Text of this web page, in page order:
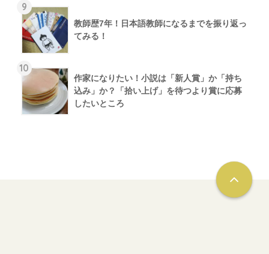
9
教師歴7年！日本語教師になるまでを振り返っ
てみる！
10
作家になりたい！小説は「新人賞」か「持ち
込み」か？「拾い上げ」を待つより賞に応募
したいところ